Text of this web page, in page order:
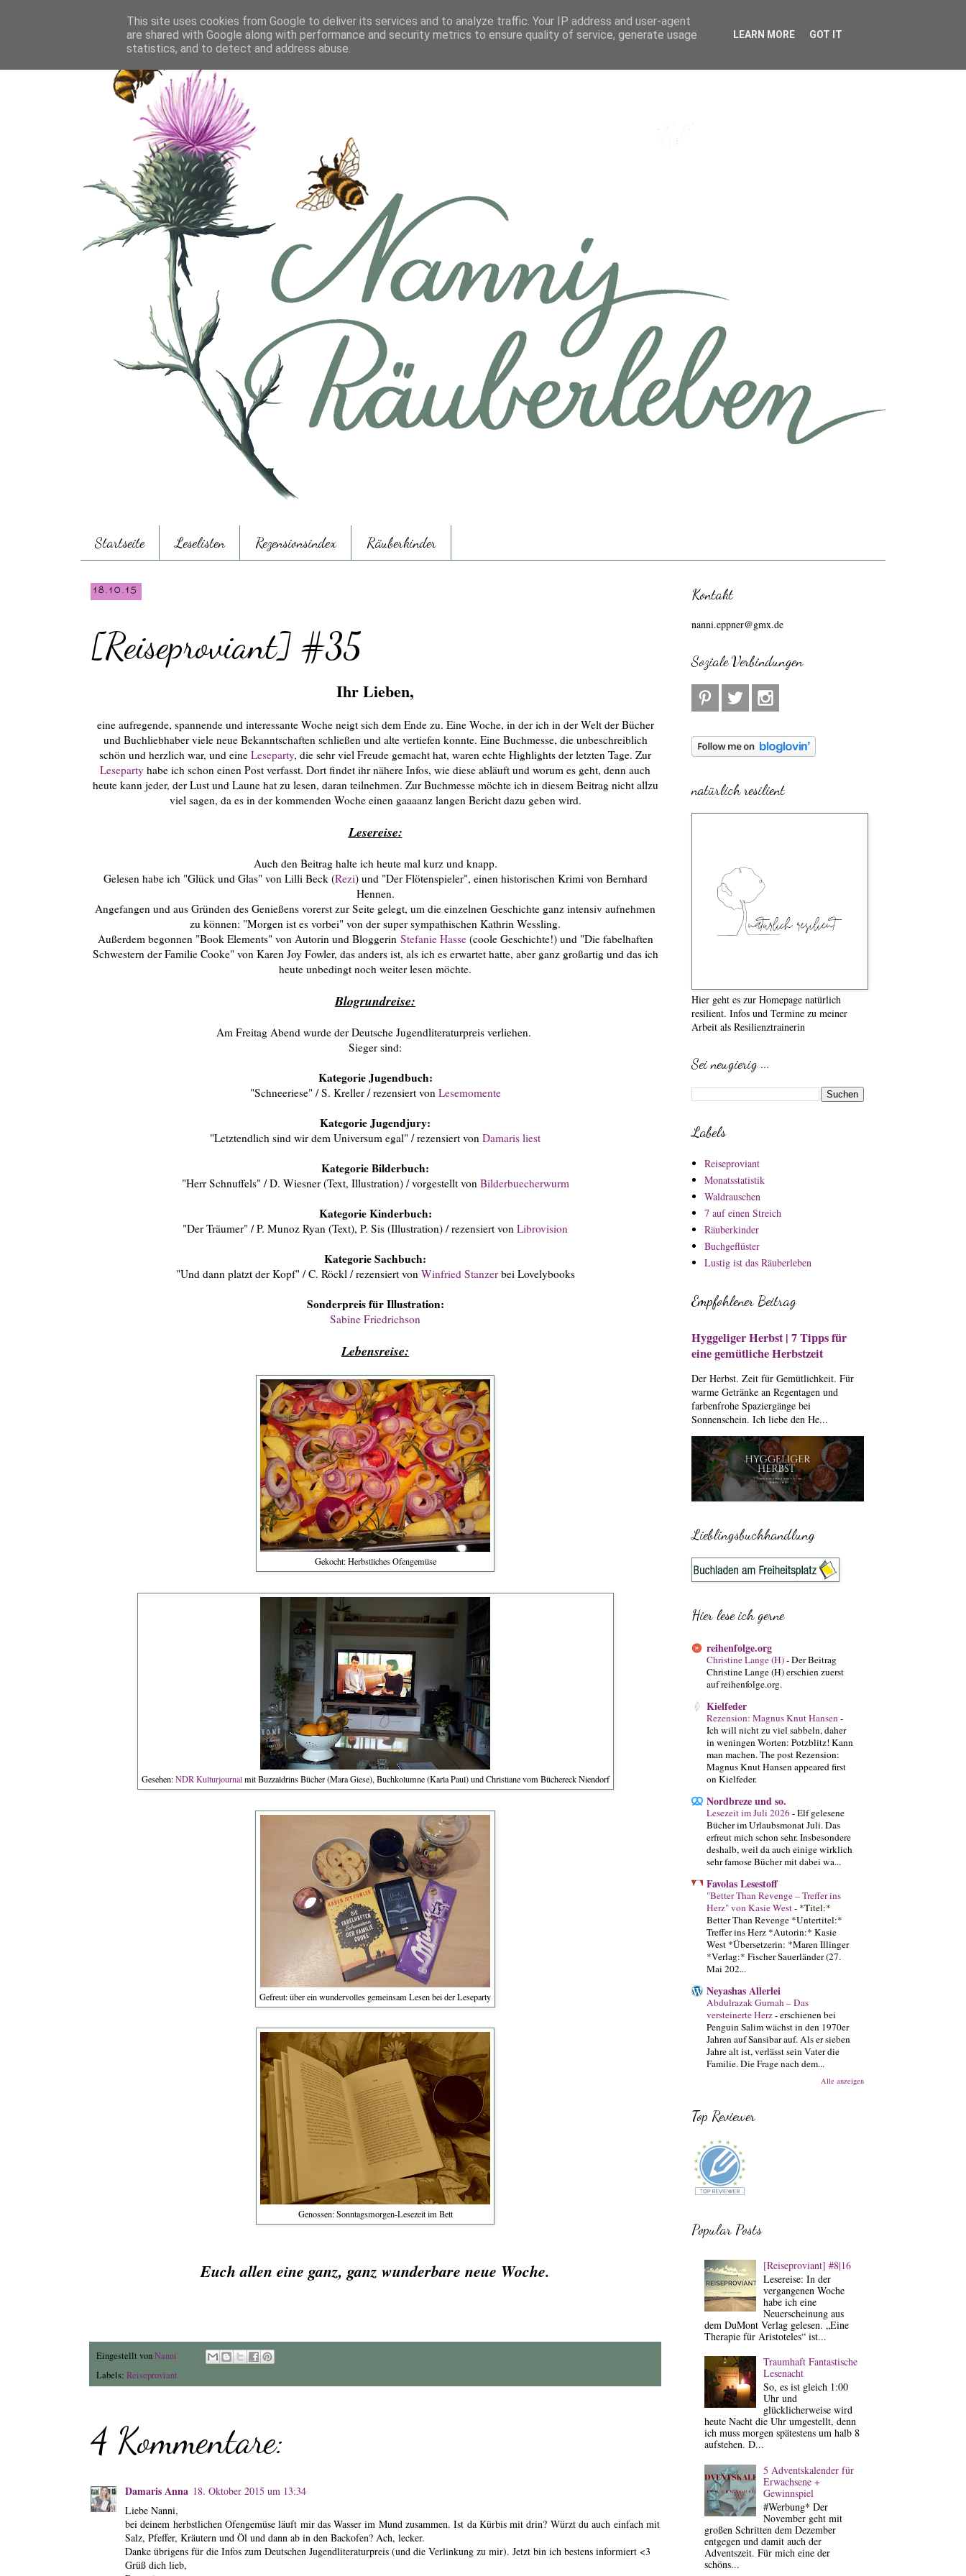
Startseite Leselisten Rezensionsindex Räuberkinder
18.10.15
[Reiseproviant] #35
Ihr Lieben,
eine aufregende, spannende und interessante Woche neigt sich dem Ende zu. Eine Woche, in der ich in der Welt der Bücher
und Buchliebhaber viele neue Bekanntschaften schließen und alte vertiefen konnte. Eine Buchmesse, die unbeschreiblich
schön und herzlich war, und eine Leseparty, die sehr viel Freude gemacht hat, waren echte Highlights der letzten Tage. Zur
Leseparty habe ich schon einen Post verfasst. Dort findet ihr nähere Infos, wie diese abläuft und worum es geht, denn auch
heute kann jeder, der Lust und Laune hat zu lesen, daran teilnehmen. Zur Buchmesse möchte ich in diesem Beitrag nicht allzu
viel sagen, da es in der kommenden Woche einen gaaaanz langen Bericht dazu geben wird.
Lesereise:
Auch den Beitrag halte ich heute mal kurz und knapp.
Gelesen habe ich "Glück und Glas" von Lilli Beck (Rezi) und "Der Flötenspieler", einen historischen Krimi von Bernhard
Hennen.
Angefangen und aus Gründen des Genießens vorerst zur Seite gelegt, um die einzelnen Geschichte ganz intensiv aufnehmen
zu können: "Morgen ist es vorbei" von der super sympathischen Kathrin Wessling.
Außerdem begonnen "Book Elements" von Autorin und Bloggerin Stefanie Hasse(coole Geschichte!) und "Die fabelhaften
Schwestern der Familie Cooke" von Karen Joy Fowler, das anders ist, als ich es erwartet hatte, aber ganz großartig und das ich
heute unbedingt noch weiter lesen möchte.
Blogrundreise:
Am Freitag Abend wurde der Deutsche Jugendliteraturpreis verliehen.
Sieger sind:
Kategorie Jugendbuch:
"Schneeriese" / S. Kreller / rezensiert von Lesemomente
Kategorie Jugendjury:
"Letztendlich sind wir dem Universum egal" / rezensiert von Damaris liest
Kategorie Bilderbuch:
"Herr Schnuffels" / D. Wiesner (Text, Illustration) / vorgestellt von Bilderbuecherwurm
Kategorie Kinderbuch:
"Der Träumer" / P. Munoz Ryan (Text), P. Sis (Illustration) / rezensiert von Librovision
Kategorie Sachbuch:
"Und dann platzt der Kopf" / C. Röckl / rezensiert von Winfried Stanzerbei Lovelybooks
Sonderpreis für Illustration:
Sabine Friedrichson
Lebensreise:
Gekocht: Herbstliches Ofengemüse
Gesehen:NDR Kulturjournalmit Buzzaldrins Bücher (Mara Giese), Buchkolumne (Karla Paul) und Christiane vom Büchereck Niendorf
Gefreut: über ein wundervolles gemeinsam Lesen bei der Leseparty
Genossen: Sonntagsmorgen-Lesezeit im Bett
Euch allen eine ganz, ganz wunderbare neue Woche.
Eingestellt vonNanni
Labels: Reiseproviant
4 Kommentare:
Damaris Anna 18. Oktober 2015 um 13:34
Liebe Nanni,
bei deinem herbstlichen Ofengemüse läuft mir das Wasser im Mund zusammen. Ist da Kürbis mit drin? Würzt du auch einfach mit
Salz, Pfeffer, Kräutern und Öl und dann ab in den Backofen? Ach, lecker.
Danke übrigens für die Infos zum Deutschen Jugendliteraturpreis (und die Verlinkung zu mir). Jetzt bin ich bestens informiert <3
Grüß dich lieb,
Kontakt
nanni.eppner@gmx.de
Soziale Verbindungen
natürlich resilient
Hier geht es zur Homepage natürlich
resilient. Infos und Termine zu meiner
Arbeit als Resilienztrainerin
Sei neugierig ...
Labels
Reiseproviant
Monatsstatistik
Waldrauschen
7 auf einen Streich
Räuberkinder
Buchgeflüster
Lustig ist das Räuberleben
Empfohlener Beitrag
Hyggeliger Herbst | 7 Tipps für
eine gemütliche Herbstzeit
Der Herbst. Zeit für Gemütlichkeit. Für
warme Getränke an Regentagen und
farbenfrohe Spaziergänge bei
Sonnenschein. Ich liebe den He...
Lieblingsbuchhandlung
Hier lese ich gerne
reihenfolge.org
Christine Lange (H)-Der Beitrag
Christine Lange (H) erschien zuerst
auf reihenfolge.org.
Kielfeder
Rezension: Magnus Knut Hansen-
Ich will nicht zu viel sabbeln, daher
in weningen Worten: Potzblitz! Kann
man machen. The post Rezension:
Magnus Knut Hansen appeared first
on Kielfeder.
Nordbreze und so.
Lesezeit im Juli 2026-Elf gelesene
Bücher im Urlaubsmonat Juli. Das
erfreut mich schon sehr. Insbesondere
deshalb, weil da auch einige wirklich
sehr famose Bücher mit dabei wa...
Favolas Lesestoff
"Better Than Revenge – Treffer ins
Herz" von Kasie West- *Titel:*
Better Than Revenge *Untertitel:*
Treffer ins Herz *Autorin:* Kasie
West *Übersetzerin: *Maren Illinger
*Verlag:* Fischer Sauerländer (27.
Mai 202...
Neyashas Allerlei
Abdulrazak Gurnah – Das
versteinerte Herz-erschienen bei
Penguin Salim wächst in den 1970er
Jahren auf Sansibar auf. Als er sieben
Jahre alt ist, verlässt sein Vater die
Familie. Die Frage nach dem...
Alle anzeigen
Top Reviewer
Popular Posts
[Reiseproviant] #8|16
Lesereise: In der
vergangenen Woche
habe ich eine
Neuerscheinung aus
dem DuMont Verlag gelesen. „Eine
Therapie für Aristoteles“ ist...
Traumhaft Fantastische
Lesenacht
So, es ist gleich 1:00
Uhr und
glücklicherweise wird
heute Nacht die Uhr umgestellt, denn
ich muss morgen spätestens um halb 8
aufstehen. D...
5 Adventskalender für
Erwachsene +
Gewinnspiel
#Werbung* Der
November geht mit
großen Schritten dem Dezember
entgegen und damit auch der
Adventszeit. Für mich eine der
schöns...
This site uses cookies from Google to deliver its services and to analyze traffic. Your IP address and user-agent
are shared with Google along with performance and security metrics to ensure quality of service, generate usage
statistics, and to detect and address abuse.
LEARN MORE GOT IT